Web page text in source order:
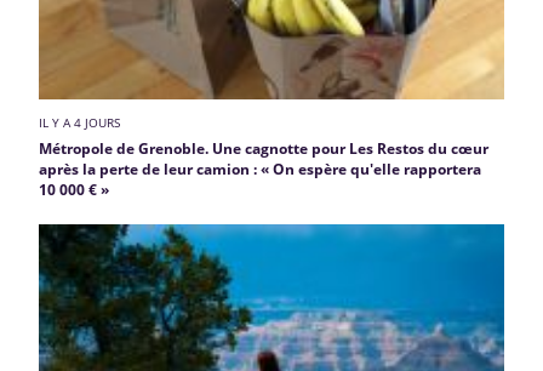
IL Y A 4 JOURS
Métropole de Grenoble. Une cagnotte pour Les Restos du cœur
après la perte de leur camion : « On espère qu'elle rapportera
10 000 € »